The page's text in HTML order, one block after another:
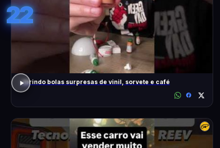
22
abrindo bolas surpresas de vinil, sorvete e café